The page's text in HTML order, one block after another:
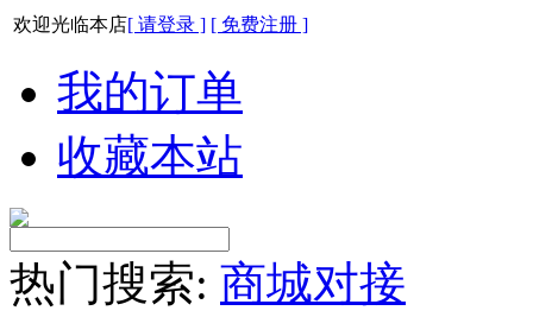
欢迎光临本店[ 请登录 ] [ 免费注册 ]
我的订单
收藏本站
热门搜索: 商城对接